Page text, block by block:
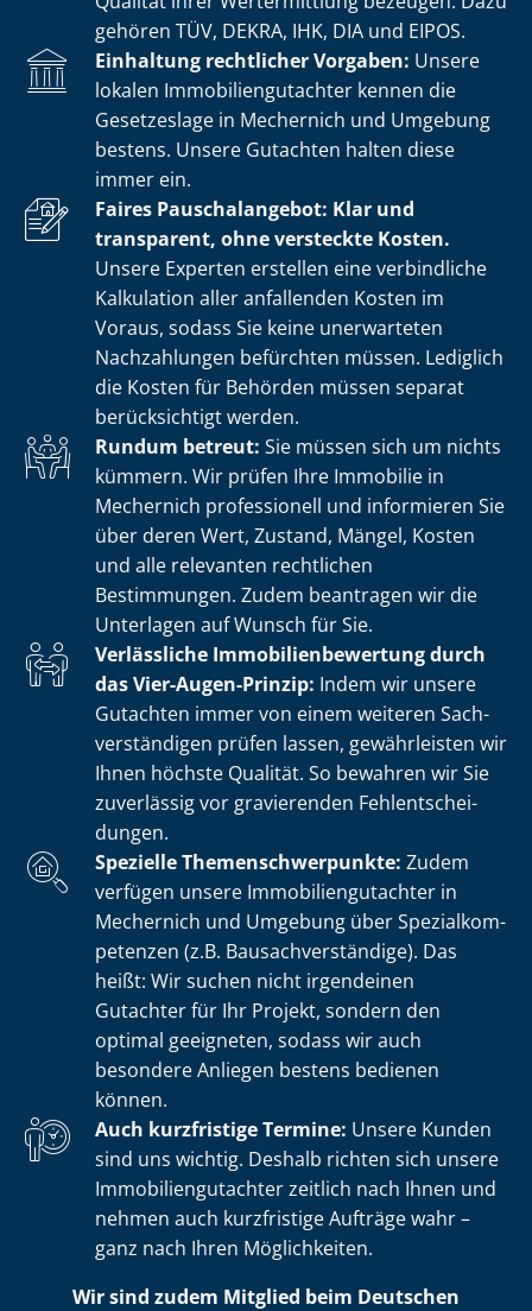
gehören TÜV, DEKRA, IHK, DIA und EIPOS.
Einhaltung rechtlicher Vorgaben: Unsere
lokalen Im­mo­bi­li­en­gut­ach­ter kennen die
Gesetzeslage in Mechernich und Umgebung
bestens. Unsere Gutachten halten diese
immer ein.
Faires Pauschalangebot: Klar und
transparent, ohne versteckte Kosten.
Unsere Experten erstellen eine verbindliche
Kalkulation aller anfallenden Kosten im
Voraus, sodass Sie keine unerwarteten
Nachzahlungen befürchten müssen. Lediglich
die Kosten für Behörden müssen separat
berücksichtigt werden.
Rundum betreut: Sie müssen sich um nichts
kümmern. Wir prüfen Ihre Immobilie in
Mechernich professionell und informieren Sie
über deren Wert, Zustand, Mängel, Kosten
und alle relevanten rechtlichen
Bestimmungen. Zudem beantragen wir die
Unterlagen auf Wunsch für Sie.
Verlässliche Im­mo­bi­li­en­be­wer­tung durch
das Vier-Augen-Prinzip: Indem wir unsere
Gutachten immer von einem weiteren Sach­
ver­stän­di­gen prüfen lassen, gewährleisten wir
Ihnen höchste Qualität. So bewahren wir Sie
zuverlässig vor gravierenden Fehl­ent­schei­
dun­gen.
Spezielle The­men­schwer­punk­te: Zudem
verfügen unsere Im­mo­bi­li­en­gut­ach­ter in
Mechernich und Umgebung über Spe­zi­al­kom­
pe­ten­zen (z.B. Bau­sach­ver­stän­di­ge). Das
heißt: Wir suchen nicht irgendeinen
Gutachter für Ihr Projekt, sondern den
optimal geeigneten, sodass wir auch
besondere Anliegen bestens bedienen
können.
Auch kurzfristige Termine: Unsere Kunden
sind uns wichtig. Deshalb richten sich unsere
Im­mo­bi­li­en­gut­ach­ter zeitlich nach Ihnen und
nehmen auch kurzfristige Aufträge wahr –
ganz nach Ihren Möglichkeiten.
Wir sind zudem Mitglied beim Deutschen